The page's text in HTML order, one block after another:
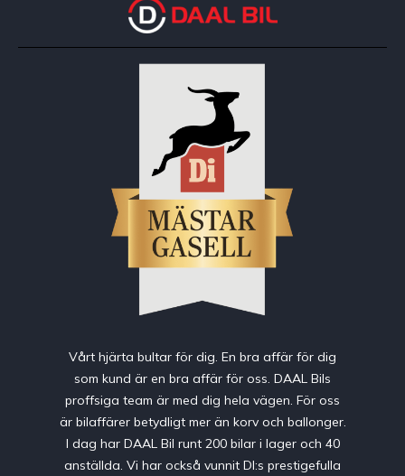
Vårt hjärta bultar för dig. En bra affär för dig
som kund är en bra affär för oss. DAAL Bils
proffsiga team är med dig hela vägen. För oss
är bilaffärer betydligt mer än korv och ballonger.
I dag har DAAL Bil runt 200 bilar i lager och 40
anställda. Vi har också vunnit DI:s prestigefulla